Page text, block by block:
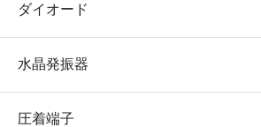
ダイオード
水晶発振器
圧着端子